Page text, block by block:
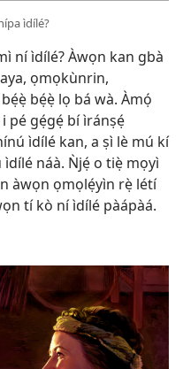
ìdílé?
ní ìdílé? Àwọn kan gbà
ọmọkùnrin,
bẹ́ẹ̀ lọ bá wà. Àmọ́
pé gẹ́gẹ́ bí ìránṣẹ́
ìdílé kan, a ṣì lè mú kí
náà. Ǹjẹ́ o tiẹ̀ mọyì
àwọn ọmọlẹ́yìn rẹ̀ létí
tí kò ní ìdílé pàápàá.